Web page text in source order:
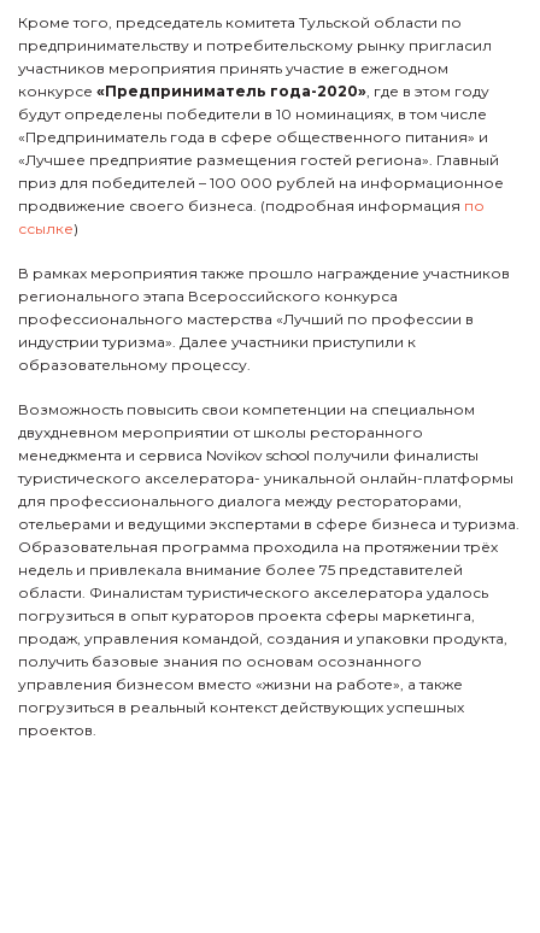
Кроме того, председатель комитета Тульской области по
предпринимательству и потребительскому рынку пригласил
участников мероприятия принять участие в ежегодном
конкурсе «Предприниматель года-2020» , где в этом году
будут определены победители в 10 номинациях, в том числе
«Предприниматель года в сфере общественного питания» и
«Лучшее предприятие размещения гостей региона». Главный
приз для победителей – 100 000 рублей на информационное
продвижение своего бизнеса. (подробная информация по
ссылке)
В рамках мероприятия также прошло награждение участников
регионального этапа Всероссийского конкурса
профессионального мастерства «Лучший по профессии в
индустрии туризма». Далее участники приступили к
образовательному процессу.
Возможность повысить свои компетенции на специальном
двухдневном мероприятии от школы ресторанного
менеджмента и сервиса Novikov school получили финалисты
туристического акселератора- уникальной онлайн-платформы
для профессионального диалога между рестораторами,
отельерами и ведущими экспертами в сфере бизнеса и туризма.
Образовательная программа проходила на протяжении трёх
недель и привлекала внимание более 75 представителей
области. Финалистам туристического акселератора удалось
погрузиться в опыт кураторов проекта сферы маркетинга,
продаж, управления командой, создания и упаковки продукта,
получить базовые знания по основам осознанного
управления бизнесом вместо «жизни на работе», а также
погрузиться в реальный контекст действующих успешных
проектов.